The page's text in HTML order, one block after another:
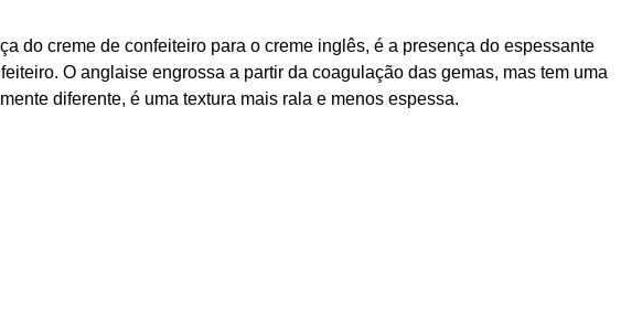
do creme de confeiteiro para o creme inglês, é a presença do espessante
O anglaise engrossa a partir da coagulação das gemas, mas tem uma
diferente, é uma textura mais rala e menos espessa.